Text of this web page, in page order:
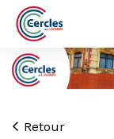
Retour